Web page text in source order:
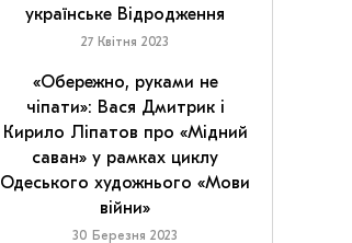
українське Відродження
27 Квітня 2023
«Обережно, руками не
чіпати»: Вася Дмитрик і
Кирило Ліпатов про «Мідний
саван» у рамках циклу
Одеського художнього «Мови
війни»
30 Березня 2023